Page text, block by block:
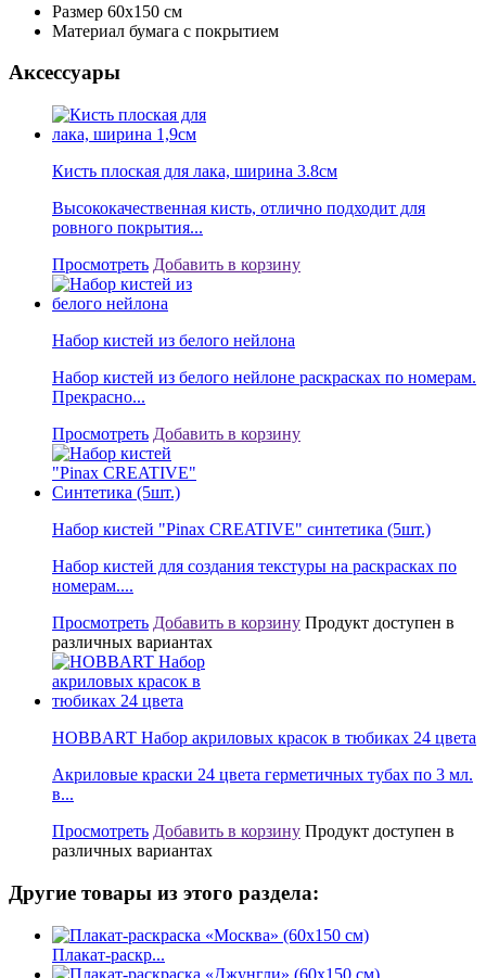
Размер 60х150 см
Материал бумага с покрытием
Аксессуары
Кисть плоская для лака, ширина 3.8см
Высококачественная кисть, отлично подходит для
ровного покрытия...
Просмотреть Добавить в корзину
Набор кистей из белого нейлона
Набор кистей из белого нейлоне раскрасках по номерам.
Прекрасно...
Просмотреть Добавить в корзину
Набор кистей "Pinax CREATIVE" синтетика (5шт.)
Набор кистей для создания текстуры на раскрасках по
номерам....
Просмотреть Добавить в корзину Продукт доступен в
различных вариантах
HOBBART Набор акриловых красок в тюбиках 24 цвета
Акриловые краски 24 цвета герметичных тубах по 3 мл.
в...
Просмотреть Добавить в корзину Продукт доступен в
различных вариантах
Другие товары из этого раздела:
Плакат-раскр...